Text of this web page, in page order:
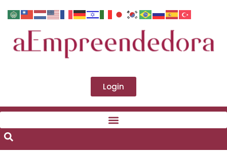
Login